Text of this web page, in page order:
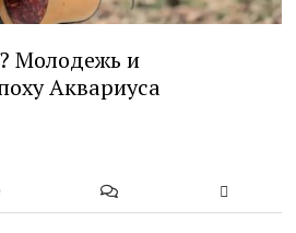
Молодежь и
Аквариуса